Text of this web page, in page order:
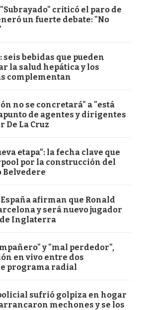
criticó el paro de
un fuerte debate: "No
seis bebidas que pueden
la salud hepática y los
complementan
no se concretará" a "está
de agentes y dirigentes
De La Cruz
etapa”: la fecha clave que
por la construcción del
Belvedere
España afirman que Ronald
y será nuevo jugador
Inglaterra
y "mal perdedor",
en vivo entre dos
programa radial
sufrió golpiza en hogar
mechones y se los